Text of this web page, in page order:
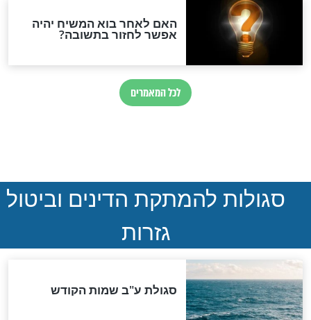
חדשות יהדות
הותר לפרסום: לוחמי מילואים
נהרגו בדרום לבנון
ההסכם החשאי של טראמפ
ואיראן: בלי שקיפות ועם הרבה
סימני שאלה
המסמך האבוד שנחשף
במרתפי מוסקבה: כתב היד
הנדיר של הרשב"ם התגלה